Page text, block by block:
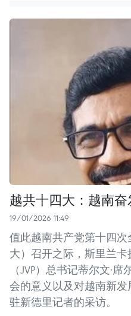
越共十四大：越南
19/01/2026 11:49
值此越南共产党第十四
大）召开之际，斯里兰
（JVP）总书记蒂尔文·
会的意义以及对越南新
驻新德里记者的采访。